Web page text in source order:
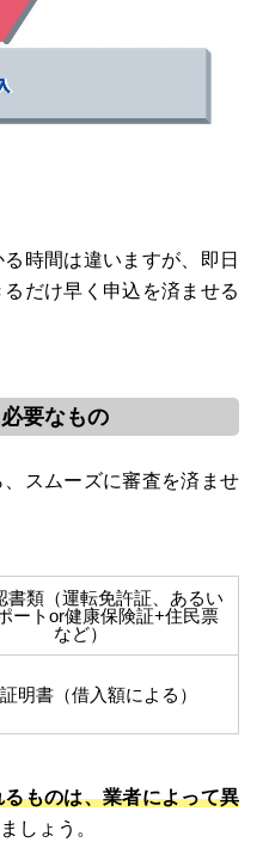
時間は違いますが、即日
だけ早く申込を済ませる
要なもの
スムーズに審査を済ませ
書類（運転免許証、あるい
ートor健康保険証+住民票
など）
明書（借入額による）
ものは、業者によって異
しょう。